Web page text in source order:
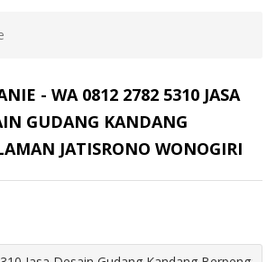
- WA 0812 2782 5310 JASA
GUDANG KANDANG
JATISRONO WONOGIRI